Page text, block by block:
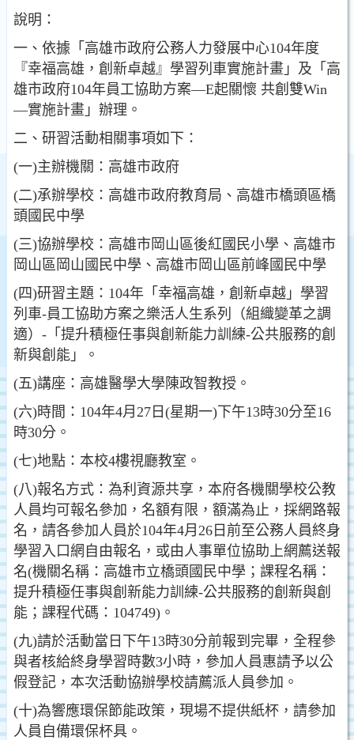
說明：
一、依據「高雄市政府公務人力發展中心104年度
『幸福高雄，創新卓越』學習列車實施計畫」及「高
雄市政府104年員工協助方案—E起關懷 共創雙Win
—實施計畫」辦理。
二、研習活動相關事項如下：
(一)主辦機關：高雄市政府
(二)承辦學校：高雄市政府教育局、高雄市橋頭區橋
頭國民中學
(三)協辦學校：高雄市岡山區後紅國民小學、高雄市
岡山區岡山國民中學、高雄市岡山區前峰國民中學
(四)研習主題：104年「幸福高雄，創新卓越」學習
列車-員工協助方案之樂活人生系列（組織變革之調
適）-「提升積極任事與創新能力訓練-公共服務的創
新與創能」。
(五)講座：高雄醫學大學陳政智教授。
(六)時間：104年4月27日(星期一)下午13時30分至16
時30分。
(七)地點：本校4樓視廳教室。
(八)報名方式：為利資源共享，本府各機關學校公教
人員均可報名參加，名額有限，額滿為止，採網路報
名，請各參加人員於104年4月26日前至公務人員終身
學習入口網自由報名，或由人事單位協助上網薦送報
名(機關名稱：高雄市立橋頭國民中學；課程名稱：
提升積極任事與創新能力訓練-公共服務的創新與創
能；課程代碼：104749)。
(九)請於活動當日下午13時30分前報到完畢，全程參
與者核給終身學習時數3小時，參加人員惠請予以公
假登記，本次活動協辦學校請薦派人員參加。
(十)為響應環保節能政策，現場不提供紙杯，請參加
人員自備環保杯具。